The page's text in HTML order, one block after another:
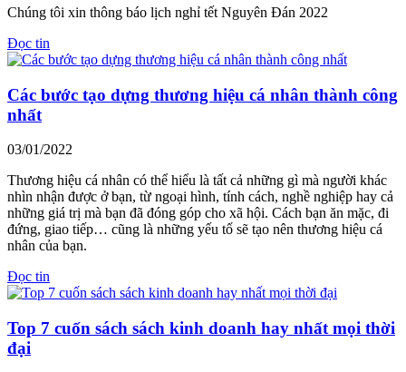
Chúng tôi xin thông báo lịch nghỉ tết Nguyên Đán 2022
Đọc tin
Các bước tạo dựng thương hiệu cá nhân thành công
nhất
03/01/2022
Thương hiệu cá nhân có thể hiểu là tất cả những gì mà người khác
nhìn nhận được ở bạn, từ ngoại hình, tính cách, nghề nghiệp hay cả
những giá trị mà bạn đã đóng góp cho xã hội. Cách bạn ăn mặc, đi
đứng, giao tiếp… cũng là những yếu tố sẽ tạo nên thương hiệu cá
nhân của bạn.
Đọc tin
Top 7 cuốn sách sách kinh doanh hay nhất mọi thời
đại